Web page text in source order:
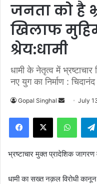
जनता को है
खिलाफ
श्रेय:धामी
धामी के नेतृत्व में भ्रष्टाचार
नए युग का निर्माण :
Gopal Singhal
n
d
July
भ्रष्टाचार मुक्त प्रादेशिक
धामी का सख्त नक़ल विरोधी